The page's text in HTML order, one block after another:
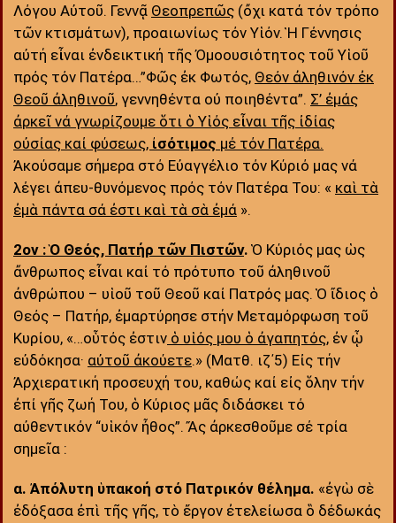
Λόγου Αὐτοῦ. Γεννᾷ Θεοπρεπῶς (ὄχι κατά τόν τρόπο
τῶν κτισμάτων), προαιωνίως τόν Υἱόν. Ἡ Γέννησις
αὐτή εἶναι ἐνδεικτική τῆς Ὀμοουσιότητος τοῦ Υἱοῦ
πρός τόν Πατέρα…”Φῶς ἐκ Φωτός, Θεόν ἀληθινόν ἐκ
Θεοῦ ἀληθινοῦ, γεννηθέντα οὐ ποιηθέντα”. Σ’ ἐμάς
ἀρκεῖ νά γνωρίζουμε ὅτι ὁ Υἱός εἶναι τῆς ἰδίας
οὐσίας καί φύσεως, ἰσότιμος μέ τόν Πατέρα.
Ἀκούσαμε σήμερα στό Εὐαγγέλιο τόν Κύριό μας νά
λέγει ἀπευ-θυνόμενος πρός τόν Πατέρα Του: « καὶ τὰ
ἐμὰ πάντα σά ἐστι καὶ τὰ σὰ ἐμά ».
2ον : Ὁ Θεός, Πατήρ τῶν Πιστῶν.Ὁ Κύριός μας ὡς
ἄνθρωπος εἶναι καί τό πρότυπο τοῦ ἀληθινοῦ
ἀνθρώπου – υἱοῦ τοῦ Θεοῦ καί Πατρός μας. Ὁ ἴδιος ὁ
Θεός – Πατήρ, ἐμαρτύρησε στήν Μεταμόρφωση τοῦ
Κυρίου, «…οὗτός ἐστιν ὁ υἱός μου ὁ ἀγαπητός, ἐν ᾧ
εὐδόκησα· αὐτοῦ ἀκούετε.» (Ματθ. ιζ΄5) Εἰς τήν
Ἀρχιερατική προσευχή του, καθώς καί εἰς ὅλην τήν
ἐπί γῆς ζωή Του, ὁ Κύριος μᾶς διδάσκει τό
αὐθεντικόν “υἱκόν ἦθος”. Ἄς ἀρκεσθοῦμε σέ τρία
σημεῖα :
α. Ἀπόλυτη ὑπακοή στό Πατρικόν θέλημα. «ἐγὼ σὲ
ἐδόξασα ἐπὶ τῆς γῆς, τὸ ἔργον ἐτελείωσα ὃ δέδωκάς